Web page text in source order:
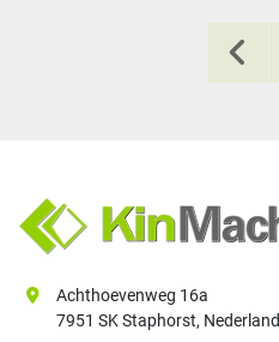
Achthoevenweg 16a
7951 SK Staphorst, Nederland